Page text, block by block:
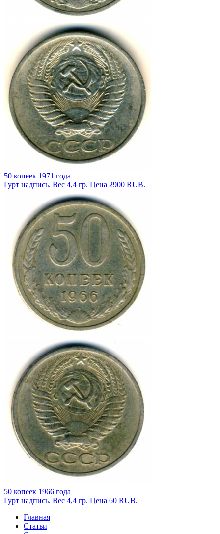
50 копеек 1971 года
Гурт надпись. Вес 4,4 гр. Цена 2900 RUB.
50 копеек 1966 года
Гурт надпись. Вес 4,4 гр. Цена 60 RUB.
Главная
Статьи